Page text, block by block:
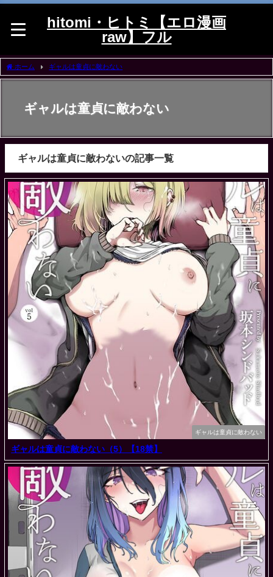
hitomi・ヒトミ【エロ漫画
raw】フル
ホーム ギャルは童貞に敵わない
ギャルは童貞に敵わない
ギャルは童貞に敵わないの記事一覧
ギャルは童貞に敵わない
ギャルは童貞に敵わない（5）【18禁】